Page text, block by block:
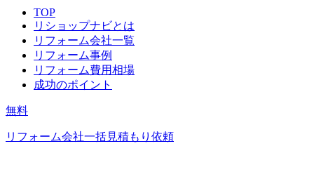
TOP
リショップナビとは
リフォーム会社一覧
リフォーム事例
リフォーム費用相場
成功のポイント
無料
リフォーム会社一括見積もり依頼